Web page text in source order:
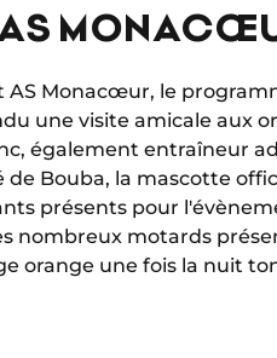
AS Monacœur, le
une visite amicale aux
également entraîneur
Bouba, la mascotte
présents pour
nombreux motards
orange une fois la nuit